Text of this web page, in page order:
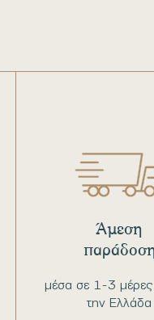
μέσα σε 1-3
την Ελλάδα
Άμεση
παράδοση